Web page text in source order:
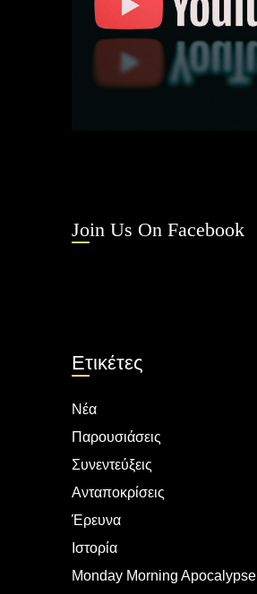
Join Us On Facebook
Ετικέτες
Νέα
Παρουσιάσεις
Συνεντεύξεις
Ανταποκρίσεις
Έρευνα
Ιστορία
Monday Morning Apocalypse